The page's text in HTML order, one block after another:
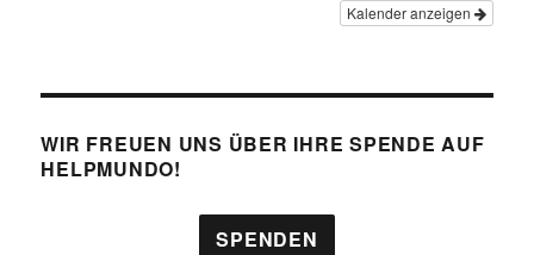
Kalender anzeigen
WIR FREUEN UNS ÜBER IHRE SPENDE AUF
HELPMUNDO!
SPENDEN